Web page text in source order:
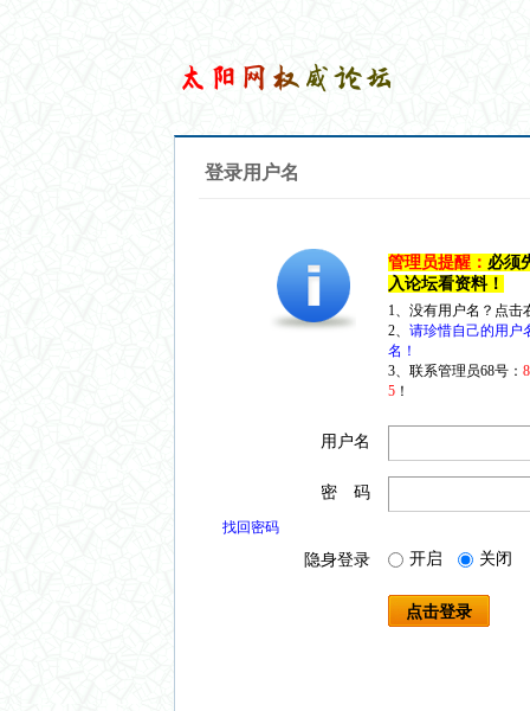
登录用户名
管理员提醒： 必须
入论坛看资料！
1、没有用户名？点
2、 请珍惜自己的用户
名！
3、联系管理员68号：
5 ！
用户名
密 码
找回密码
隐身登录 开启 关闭
点击登录